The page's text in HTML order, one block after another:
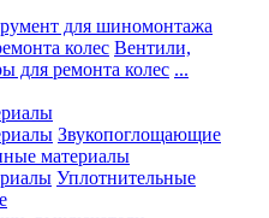
для шиномонтажа
колес Вентили,
для ремонта колес ...
Звукопоглощающие
материалы
Уплотнительные